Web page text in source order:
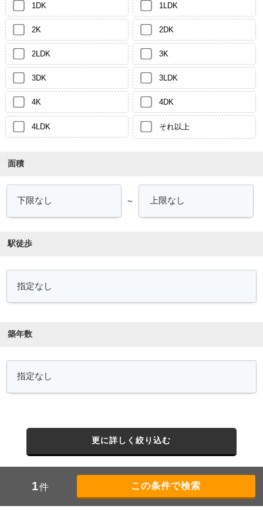
1DK 1LDK
2K 2DK
2LDK 3K
3DK 3LDK
4K 4DK
4LDK それ以上
面積
～
駅徒歩
築年数
更に詳しく絞り込む
1件